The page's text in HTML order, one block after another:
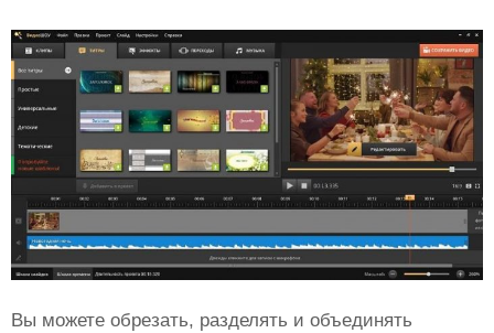
Вы можете обрезать, разделять и объединять